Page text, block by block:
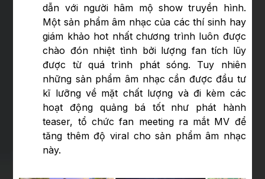
dẫn với người hâm mộ show truyền hình.
Một sản phẩm âm nhạc của các thí sinh hay
giám khảo hot nhất chương trình luôn được
chào đón nhiệt tình bởi lượng fan tích lũy
được từ quá trình phát sóng. Tuy nhiên
những sản phẩm âm nhạc cần được đầu tư
kĩ lưỡng về mặt chất lượng và đi kèm các
hoạt động quảng bá tốt như phát hành
teaser, tổ chức fan meeting ra mắt MV để
tăng thêm độ viral cho sản phẩm âm nhạc
này.